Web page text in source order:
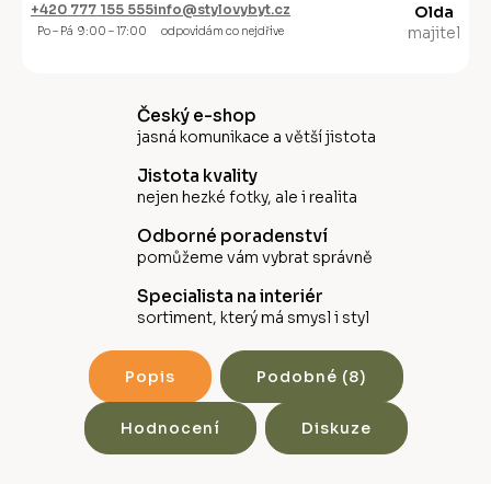
+420 777 155 555
Po – Pá 9:00 – 17:00
info@stylovybyt.cz
odpovídám co nejdříve
Olda
majitel
Český e-shop
jasná komunikace a větší jistota
Jistota kvality
nejen hezké fotky, ale i realita
Odborné poradenství
pomůžeme vám vybrat správně
Specialista na interiér
sortiment, který má smysl i styl
Popis Podobné (8)
Hodnocení Diskuze